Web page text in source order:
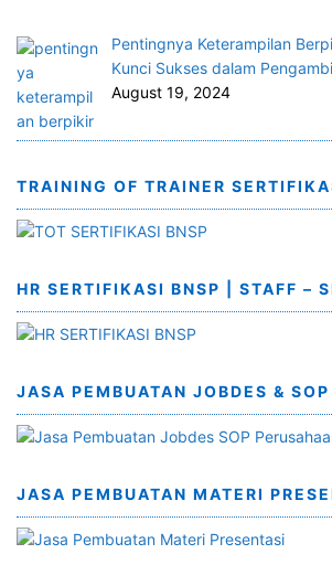
Pentingnya Keterampilan
Kunci Sukses dalam
August 19, 2024
TRAINING OF TRAINER
HR SERTIFIKASI BNSP | STAFF –
JASA PEMBUATAN JOBDES & SOP
JASA PEMBUATAN MATERI